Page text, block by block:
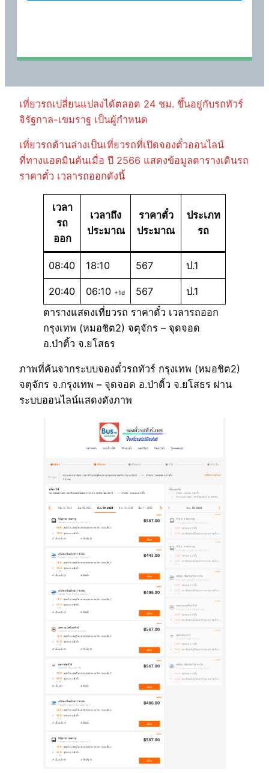
เที่ยวรถเปลี่ยนแปลงได้ตลอด 24 ชม. ขึ้นอยู่กับรถทัวร์
จิรัฐกาล-เขมราฐ เป็นผู้กำหนด
เที่ยวรถด้านล่างเป็นเที่ยวรถที่เปิดจองตั๋วออนไลน์
ที่ทางแอดมินค้นเมื่อ ปี 2566 แสดงข้อมูลตารางเดินรถ
ราคาตั๋ว เวลารถออกดังนี้
เวลา
รถ
ออก
เวลาถึง
ประมาณ
ราคาตั๋ว
ประมาณ
ประเภท
รถ
08:40 18:10 567 ป.1
20:40 06:10 +1d 567
ป.1
ตารางแสดงเที่ยวรถ ราคาตั๋ว เวลารถออก
กรุงเทพ (หมอชิต2) จตุจักร – จุดจอด
อ.ป่าติ้ว จ.ยโสธร
ภาพที่ค้นจากระบบจองตั๋วรถทัวร์ กรุงเทพ (หมอชิต2)
จตุจักร จ.กรุงเทพ – จุดจอด อ.ป่าติ้ว จ.ยโสธร ผ่าน
ระบบออนไลน์แสดงดังภาพ